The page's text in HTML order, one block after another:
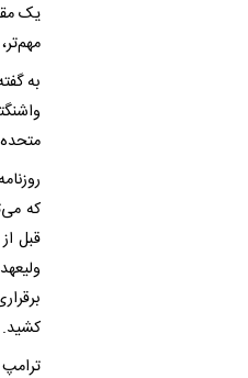
یک
به
که
قبل
کشید.